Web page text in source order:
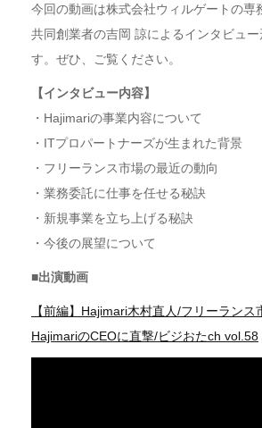
今回の動画は株式会社ウィルゲートの専
共同創業者の吉岡 諒によるインタビュー
す。ぜひ、ご覧ください。
【インタビュー内容】
・Hajimariの事業内容について
・ITプロパートナーズが生まれた背景
・フリーランス市場の最近の動向
・業務委託に仕事を任せる秘訣
・新規事業を立ち上げる秘訣
・今後の展望について
■出演動画
【前編】Hajimari木村直人/フリーランス
HajimariのCEOに直撃/ビジおたch vol.58